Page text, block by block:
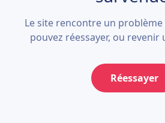
Le site rencontre un
pouvez réessayer, ou revenir
Réessayer